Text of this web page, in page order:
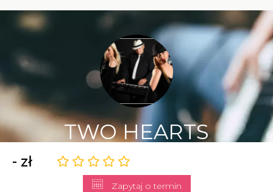
TWO HEARTS
- zł
Zapytaj o termin